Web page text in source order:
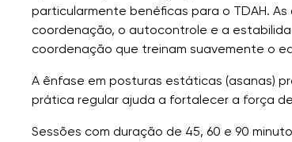
particularmente benéficas para o TDAH.
coordenação, o autocontrole e a
coordenação que treinam suavemente o
A ênfase em posturas estáticas (asanas)
prática regular ajuda a fortalecer a força
Sessões com duração de 45, 60 e 90